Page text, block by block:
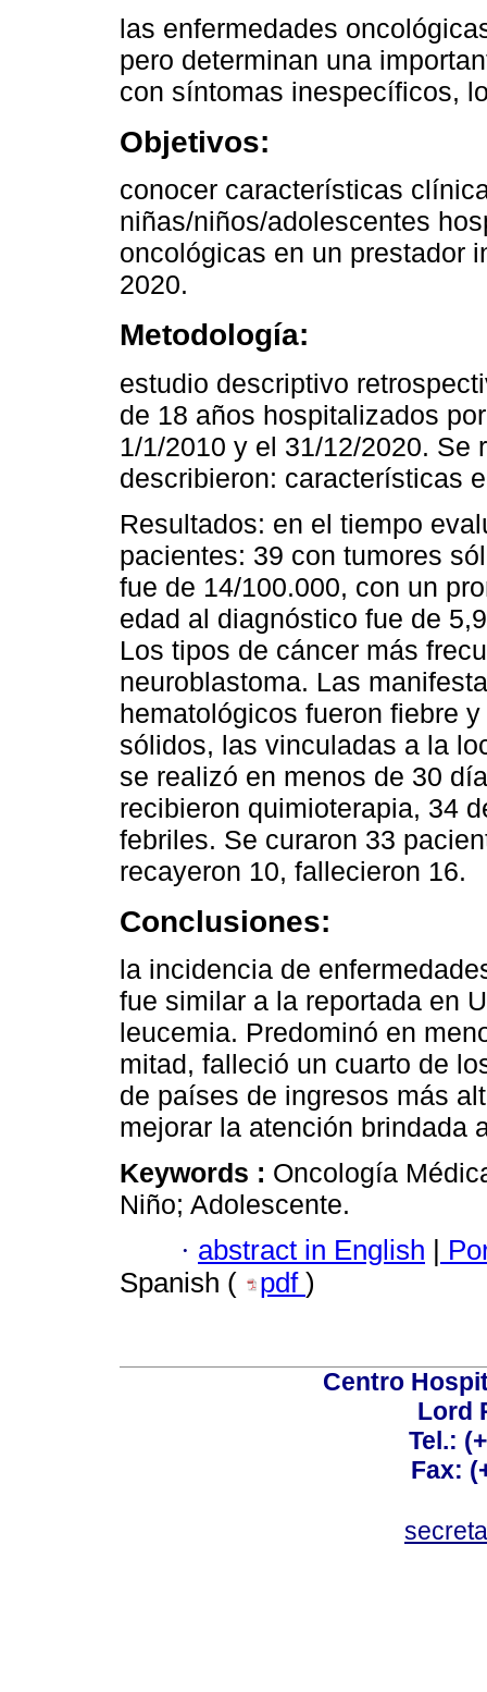
las enfermedades
pero determinan una
con síntomas inespecíficos,
Objetivos:
conocer características
niñas/niños/adolescentes
oncológicas en un prestador
2020.
Metodología:
estudio descriptivo
de 18 años hospitalizados
1/1/2010 y el 31/12/2020.
describieron: características
Resultados: en el tiempo
pacientes: 39 con tumores
fue de 14/100.000, con un
edad al diagnóstico fue de
Los tipos de cáncer más
neuroblastoma. Las
hematológicos fueron fiebre
sólidos, las vinculadas a la
se realizó en menos de 30
recibieron quimioterapia, 34
febriles. Se curaron 33
recayeron 10, fallecieron 16.
Conclusiones:
la incidencia de
fue similar a la reportada en
leucemia. Predominó en
mitad, falleció un cuarto de
de países de ingresos más
mejorar la atención brindada
Keywords : Oncología
Niño; Adolescente.
· abstract in English
Spanish (
pdf )
Centro
Lord
Tel.:
Fax: